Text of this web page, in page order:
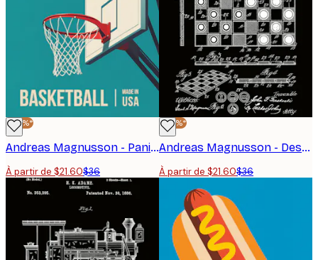
-40%*
Andreas Magnusson - Panier de Basket Rétro Affiche
À partir de $21.60$36
-40%*
Andreas Magnusson - Dessin de brevet de damier Affiche
À partir de $21.60$36